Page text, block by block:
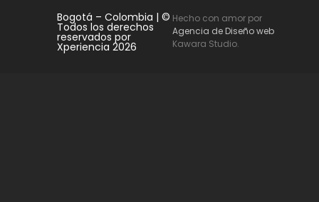
Bogotá – Colombia | ©
Todos los derechos
reservados por
Xperiencia 2026
Hecho con amor por
Agencia de Diseño web
Kawara Studio.